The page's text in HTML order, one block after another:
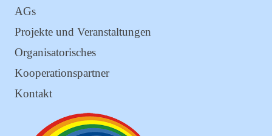
AGs
Projekte und Veranstaltungen
Organisatorisches
Kooperationspartner
Kontakt